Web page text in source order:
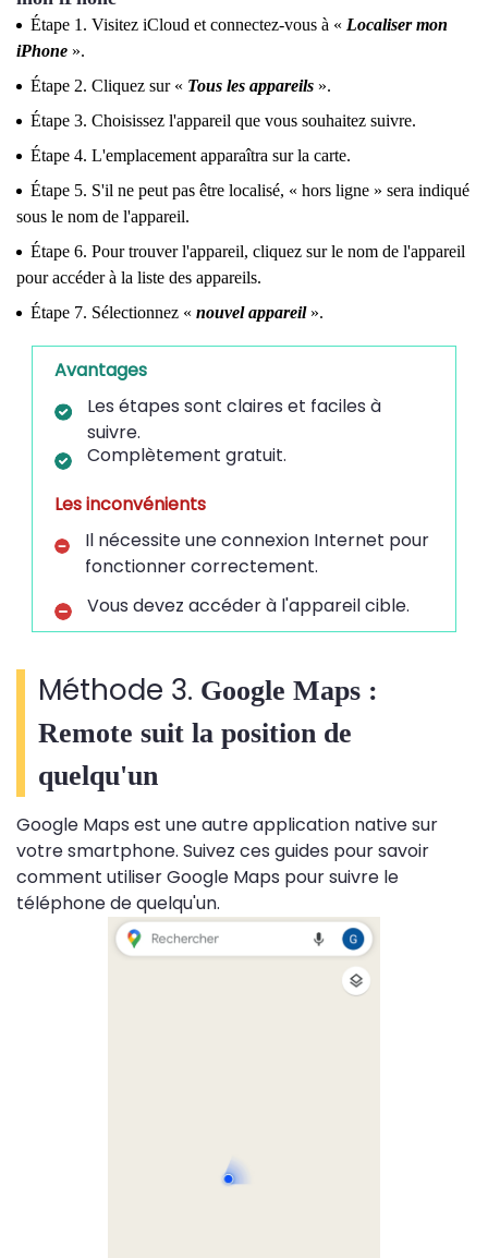
Étape 1. Visitez iCloud et connectez-vous à « Localiser mon
iPhone ».
Étape 2. Cliquez sur « Tous les appareils ».
Étape 3. Choisissez l'appareil que vous souhaitez suivre.
Étape 4. L'emplacement apparaîtra sur la carte.
Étape 5. S'il ne peut pas être localisé, « hors ligne » sera indiqué
sous le nom de l'appareil.
Étape 6. Pour trouver l'appareil, cliquez sur le nom de l'appareil
pour accéder à la liste des appareils.
Étape 7. Sélectionnez « nouvel appareil».
Avantages
Les étapes sont claires et faciles à
suivre.
Complètement gratuit.
Les inconvénients
Il nécessite une connexion Internet pour
fonctionner correctement.
Vous devez accéder à l'appareil cible.
Méthode 3. Google Maps :
Remote suit la position de
quelqu'un
Google Maps est une autre application native sur
votre smartphone. Suivez ces guides pour savoir
comment utiliser Google Maps pour suivre le
téléphone de quelqu'un.